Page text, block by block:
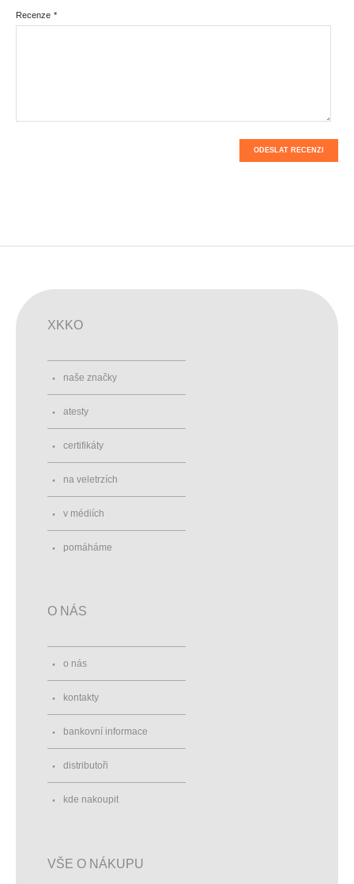
*
Recenze
ODESLAT RECENZI
XKKO
naše značky
atesty
certifikáty
na veletrzích
v médiích
pomáháme
O NÁS
o nás
kontakty
bankovní informace
distributoři
kde nakoupit
VŠE O NÁKUPU